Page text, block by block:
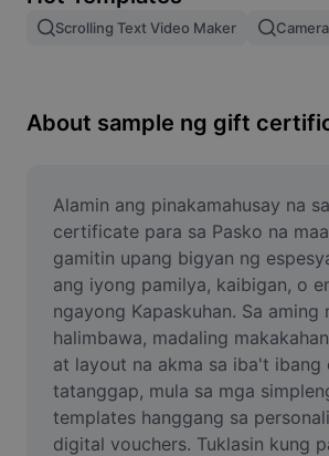
Remove image BG
Image Enhancer
Online Photo Editor
Meme Generator
AI Text Remover
AI People Remover
AI Inpainting
Face Cutout
Scrolling Text Video Maker
Alamin ang pinakamahusay na
certificate para sa Pasko na
gamitin upang bigyan ng
ang iyong pamilya, kaibigan, o
ngayong Kapaskuhan. Sa aming
halimbawa, madaling
at layout na akma sa iba't ibang
tatanggap, mula sa mga
templates hanggang sa
digital vouchers. Tuklasin kung